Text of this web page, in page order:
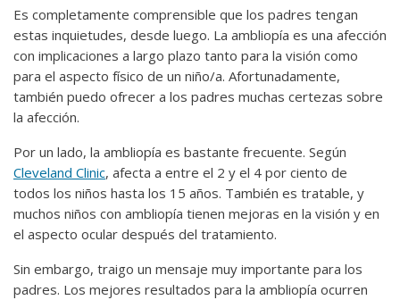
Es completamente comprensible que los padres tengan
estas inquietudes, desde luego. La ambliopía es una afección
con implicaciones a largo plazo tanto para la visión como
para el aspecto físico de un niño/a. Afortunadamente,
también puedo ofrecer a los padres muchas certezas sobre
la afección.
Por un lado, la ambliopía es bastante frecuente. Según
Cleveland Clinic, afecta a entre el 2 y el 4 por ciento de
todos los niños hasta los 15 años. También es tratable, y
muchos niños con ambliopía tienen mejoras en la visión y en
el aspecto ocular después del tratamiento.
Sin embargo, traigo un mensaje muy importante para los
padres. Los mejores resultados para la ambliopía ocurren